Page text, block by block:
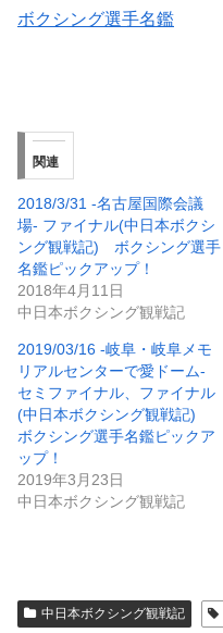
ボクシング選手名鑑
関連
2018/3/31 -名古屋国際会議
場- ファイナル(中日本ボクシ
ング観戦記) ボクシング選手
名鑑ピックアップ！
2018年4月11日
中日本ボクシング観戦記
2019/03/16 -岐阜・岐阜メモ
リアルセンターで愛ドーム-
セミファイナル、ファイナル
(中日本ボクシング観戦記)
ボクシング選手名鑑ピックア
ップ！
2019年3月23日
中日本ボクシング観戦記
中日本ボクシング観戦記